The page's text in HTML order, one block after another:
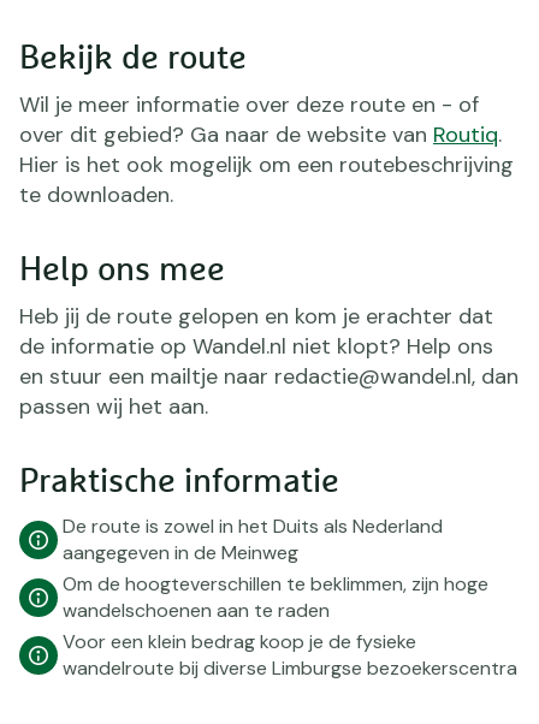
Bekijk de route
Wil je meer informatie over deze route en - of
over dit gebied? Ga naar de website van Routiq.
Hier is het ook mogelijk om een routebeschrijving
te downloaden.
Help ons mee
Heb jij de route gelopen en kom je erachter dat
de informatie op Wandel.nl niet klopt? Help ons
en stuur een mailtje naar redactie@wandel.nl, dan
passen wij het aan.
Praktische informatie
De route is zowel in het Duits als Nederland
aangegeven in de Meinweg
Om de hoogteverschillen te beklimmen, zijn hoge
wandelschoenen aan te raden
Voor een klein bedrag koop je de fysieke
wandelroute bij diverse Limburgse bezoekerscentra